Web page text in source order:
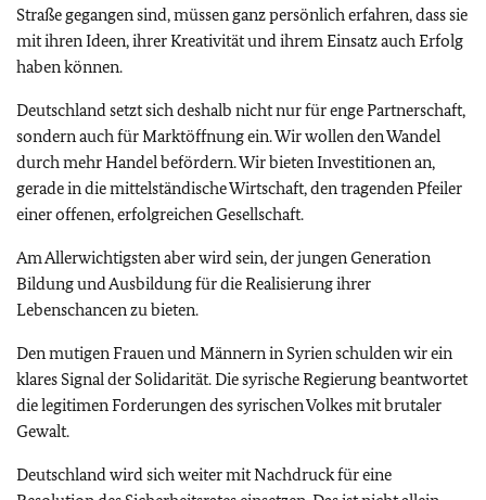
Straße gegangen sind, müssen ganz persönlich erfahren, dass sie
mit ihren Ideen, ihrer Kreativität und ihrem Einsatz auch Erfolg
haben können.
Deutschland setzt sich deshalb nicht nur für enge Partnerschaft,
sondern auch für Marktöffnung ein. Wir wollen den Wandel
durch mehr Handel befördern. Wir bieten Investitionen an,
gerade in die mittelständische Wirtschaft, den tragenden Pfeiler
einer offenen, erfolgreichen Gesellschaft.
Am Allerwichtigsten aber wird sein, der jungen Generation
Bildung und Ausbildung für die Realisierung ihrer
Lebenschancen zu bieten.
Den mutigen Frauen und Männern in Syrien schulden wir ein
klares Signal der Solidarität. Die syrische Regierung beantwortet
die legitimen Forderungen des syrischen Volkes mit brutaler
Gewalt.
Deutschland wird sich weiter mit Nachdruck für eine